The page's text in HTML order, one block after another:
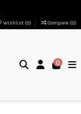
Wishlist (0) Compare (0)
0